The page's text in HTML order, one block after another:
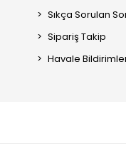
Sıkça Sorulan
Sipariş Takip
Havale